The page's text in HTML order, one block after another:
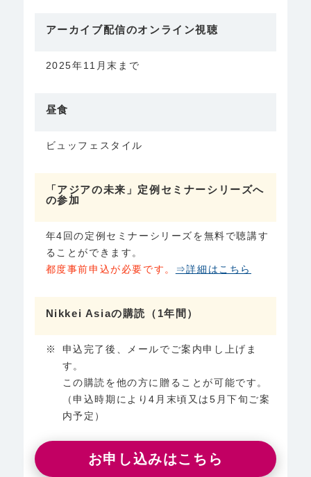
アーカイブ配信のオンライン視聴
2025年11月末まで
昼食
ビュッフェスタイル
「アジアの未来」定例セミナーシリーズへ
の参加
年4回の定例セミナーシリーズを無料で聴講す
ることができます。
都度事前申込が必要です。
⇒詳細はこちら
Nikkei Asiaの購読（1年間）
申込完了後、メールでご案内申し上げま
す。
この購読を他の方に贈ることが可能です。
（申込時期により4月末頃又は5月下旬ご案
内予定）
お申し込みはこちら